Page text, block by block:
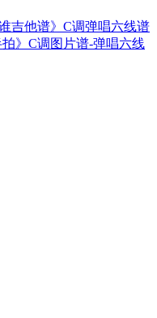
吉他谱》C调弹唱六线谱
》C调图片谱-弹唱六线